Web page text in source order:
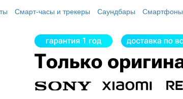
Смарт-часы и трекеры Саундбары Смартфоны